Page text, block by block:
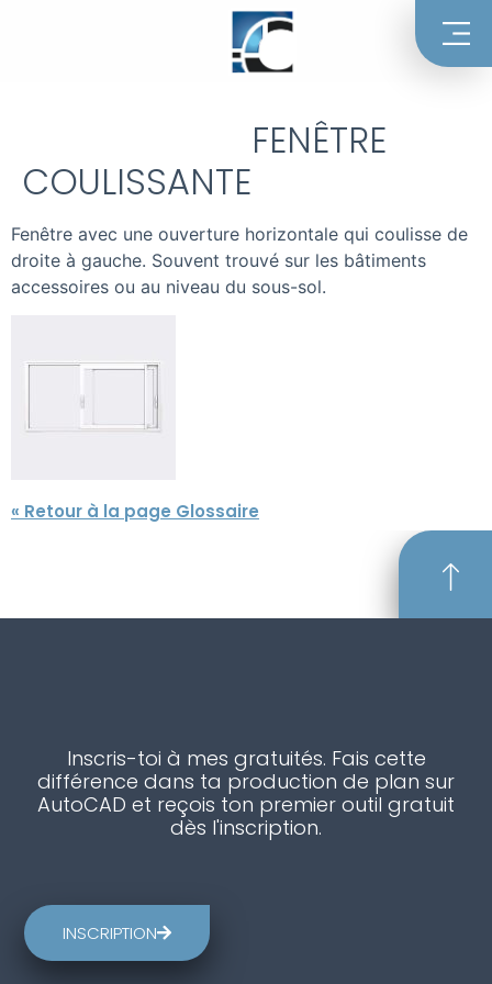
FENÊTRE
COULISSANTE
Fenêtre avec une ouverture horizontale qui coulisse de
droite à gauche. Souvent trouvé sur les bâtiments
accessoires ou au niveau du sous-sol.
« Retour à la page Glossaire
Inscris-toi à mes gratuités. Fais cette
différence dans ta production de plan sur
AutoCAD et reçois ton premier outil gratuit
dès l'inscription.
INSCRIPTION